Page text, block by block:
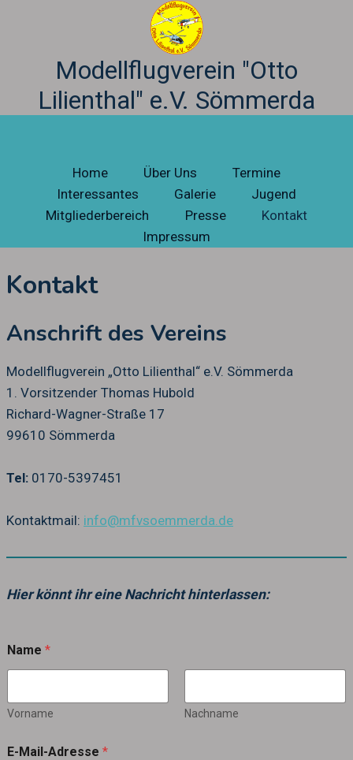
Modellflugverein "Otto
Lilienthal" e.V. Sömmerda
Home Über Uns
Termine
Interessantes
Galerie
Jugend
Mitgliederbereich
Presse
Kontakt
Impressum
Kontakt
Anschrift des Vereins
Modellflugverein „Otto Lilienthal“ e.V. Sömmerda
1. Vorsitzender Thomas Hubold
Richard-Wagner-Straße 17
99610 Sömmerda
Tel: 0170-5397451
Kontaktmail: info@mfvsoemmerda.de
Hier könnt ihr eine Nachricht hinterlassen:
Name *
Vorname Nachname
E-Mail-Adresse *